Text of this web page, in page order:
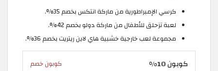
كرسي الإمبراطورية من ماركة انتكس بخصم 35%.
لعبة تزحلق للأطفال من ماركة دولو بخصم 42%.
مجموعة لعب خارجية خشبية هاي لاين ريتريت بخصم 36%.
كوبون 10% كوبون خصم